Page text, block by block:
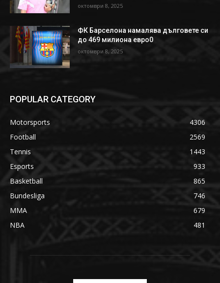
октомври 8, 2025
ФК Барселона намалява дълговете си
до 469 милиона евро0
октомври 8, 2025
POPULAR CATEGORY
Motorsports
4306
Football
2569
Tennis
1443
Esports
933
Basketball
865
Bundesliga
746
MMA
679
NBA
481